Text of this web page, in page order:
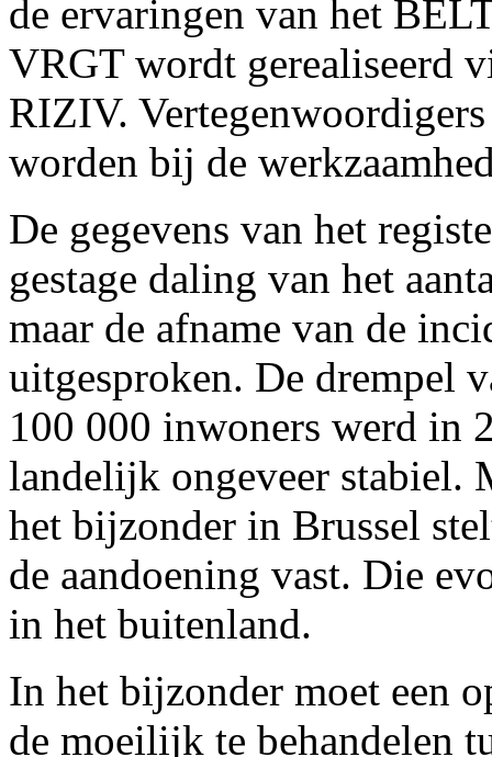
de ervaringen van het
VRGT wordt gerealiseerd
RIZIV.
worden bij de
De gegevens van het
gestage daling van het
maar de afname van de
uitgesproken. De drempel
100 000 inwoners werd in
landelijk ongeveer stabiel.
het bijzonder in Brussel
de aandoening vast. Die
in het buitenland.
In het bijzonder moet een
de moeilijk te behandelen